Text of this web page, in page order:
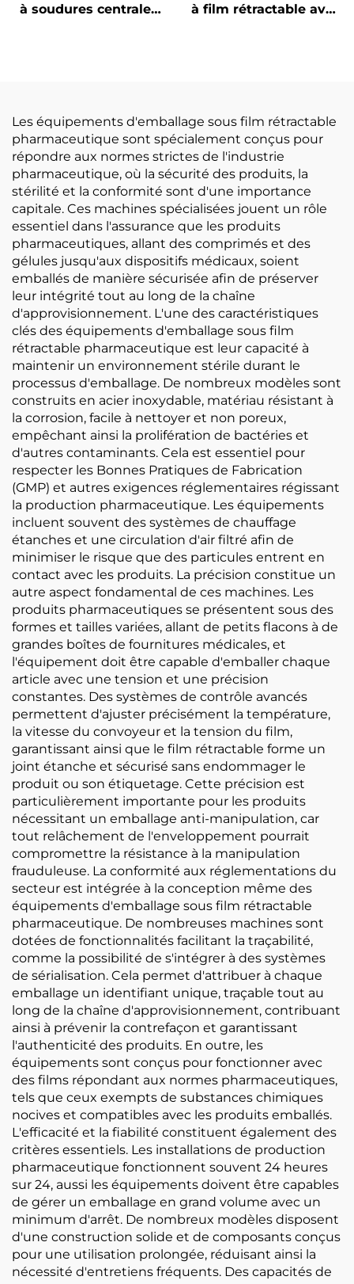
à soudures centrales
à film rétractable avec
Les équipements d'emballage sous film rétractable
pharmaceutique sont spécialement conçus pour
répondre aux normes strictes de l'industrie
pharmaceutique, où la sécurité des produits, la
stérilité et la conformité sont d'une importance
capitale. Ces machines spécialisées jouent un rôle
essentiel dans l'assurance que les produits
pharmaceutiques, allant des comprimés et des
gélules jusqu'aux dispositifs médicaux, soient
emballés de manière sécurisée afin de préserver
leur intégrité tout au long de la chaîne
d'approvisionnement. L'une des caractéristiques
clés des équipements d'emballage sous film
rétractable pharmaceutique est leur capacité à
maintenir un environnement stérile durant le
processus d'emballage. De nombreux modèles sont
construits en acier inoxydable, matériau résistant à
la corrosion, facile à nettoyer et non poreux,
empêchant ainsi la prolifération de bactéries et
d'autres contaminants. Cela est essentiel pour
respecter les Bonnes Pratiques de Fabrication
(GMP) et autres exigences réglementaires régissant
la production pharmaceutique. Les équipements
incluent souvent des systèmes de chauffage
étanches et une circulation d'air filtré afin de
minimiser le risque que des particules entrent en
contact avec les produits. La précision constitue un
autre aspect fondamental de ces machines. Les
produits pharmaceutiques se présentent sous des
formes et tailles variées, allant de petits flacons à de
grandes boîtes de fournitures médicales, et
l'équipement doit être capable d'emballer chaque
article avec une tension et une précision
constantes. Des systèmes de contrôle avancés
permettent d'ajuster précisément la température,
la vitesse du convoyeur et la tension du film,
garantissant ainsi que le film rétractable forme un
joint étanche et sécurisé sans endommager le
produit ou son étiquetage. Cette précision est
particulièrement importante pour les produits
nécessitant un emballage anti-manipulation, car
tout relâchement de l'enveloppement pourrait
compromettre la résistance à la manipulation
frauduleuse. La conformité aux réglementations du
secteur est intégrée à la conception même des
équipements d'emballage sous film rétractable
pharmaceutique. De nombreuses machines sont
dotées de fonctionnalités facilitant la traçabilité,
comme la possibilité de s'intégrer à des systèmes
de sérialisation. Cela permet d'attribuer à chaque
emballage un identifiant unique, traçable tout au
long de la chaîne d'approvisionnement, contribuant
ainsi à prévenir la contrefaçon et garantissant
l'authenticité des produits. En outre, les
équipements sont conçus pour fonctionner avec
des films répondant aux normes pharmaceutiques,
tels que ceux exempts de substances chimiques
nocives et compatibles avec les produits emballés.
L'efficacité et la fiabilité constituent également des
critères essentiels. Les installations de production
pharmaceutique fonctionnent souvent 24 heures
sur 24, aussi les équipements doivent être capables
de gérer un emballage en grand volume avec un
minimum d'arrêt. De nombreux modèles disposent
d'une construction solide et de composants conçus
pour une utilisation prolongée, réduisant ainsi la
nécessité d'entretiens fréquents. Des capacités de